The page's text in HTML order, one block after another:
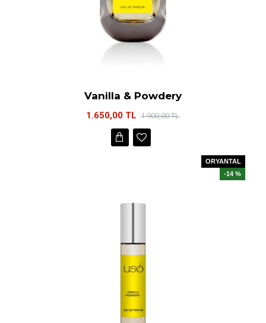
Vanilla & Powdery
1.650,00 TL 1.900,00 TL
ORYANTAL
-14 %